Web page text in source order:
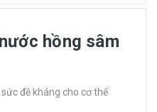
hồng sâm
đề kháng cho cơ thể